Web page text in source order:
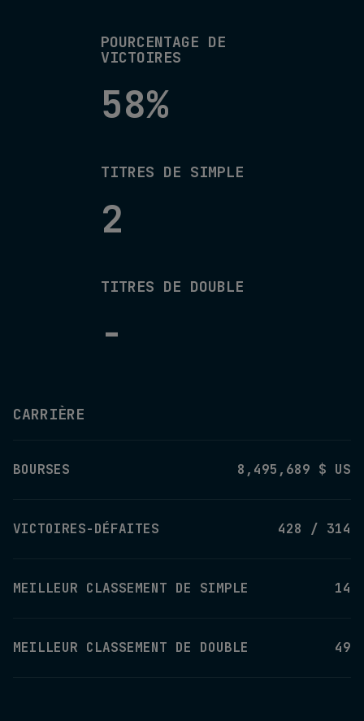
POURCENTAGE DE
VICTOIRES
58%
TITRES DE SIMPLE
2
TITRES DE DOUBLE
-
CARRIÈRE
BOURSES 8,495,689 $ US
VICTOIRES-DÉFAITES 428 / 314
MEILLEUR CLASSEMENT DE SIMPLE 14
MEILLEUR CLASSEMENT DE DOUBLE 49